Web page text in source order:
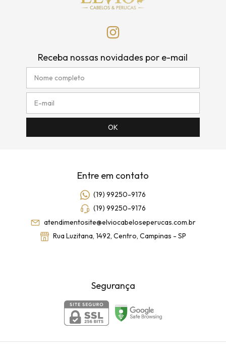
Receba nossas novidades por e-mail
Entre em contato
(19) 99250-9176
(19) 99250-9176
atendimentosite@elviocabeloseperucas.com.br
Rua Luzitana, 1492, Centro, Campinas - SP
Segurança